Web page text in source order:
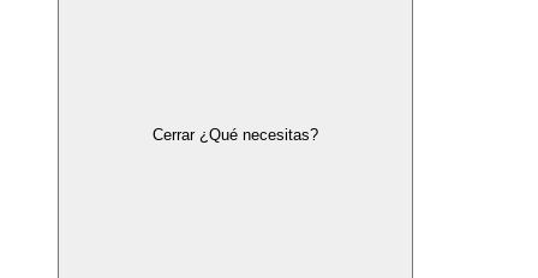
Cerrar ¿Qué necesitas?